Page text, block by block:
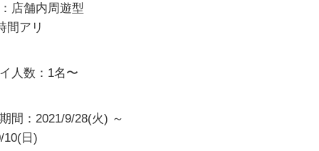
店舗内周遊型
間アリ
人数：1名〜
間：2021/9/28(火) ～
10(日)